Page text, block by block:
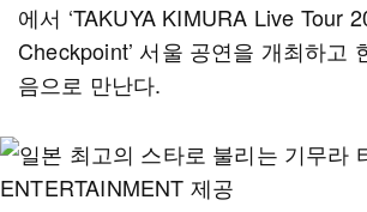
에서 ‘TAKUYA KIMURA Live Tour
Checkpoint’ 서울 공연을 개최하고
음으로 만난다.